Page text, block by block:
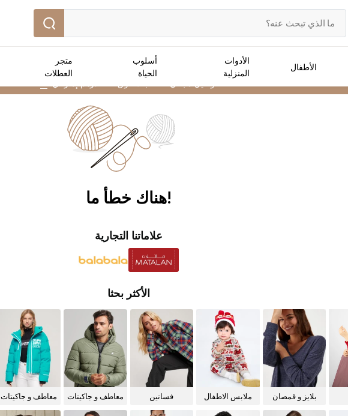
الأطفال
الأدوات
المنزلية
أسلوب
الحياة
متجر
العطلات
!هناك خطأ ما
علاماتنا التجارية
الأكثر بحثا
بلايز و قمصان
ملابس الاطفال فساتين
معاطف و جاكيتات
معاطف و جاكيتات